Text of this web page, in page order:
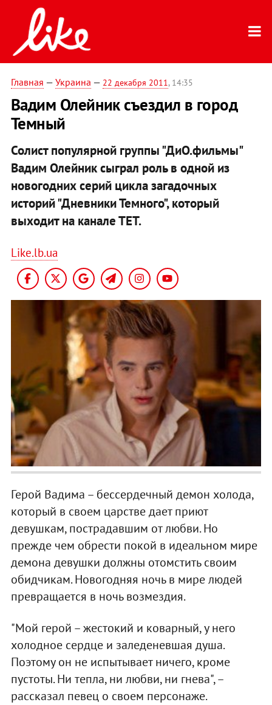
Главная — Украина — 22 декабря 2011, 14:35
Вадим Олейник съездил в город
Темный
Солист популярной группы "ДиО.фильмы"
Вадим Олейник сыграл роль в одной из
новогодних серий цикла загадочных
историй "Дневники Темного", который
выходит на канале ТЕТ.
Like.lb.ua
Герой Вадима – бессердечный демон холода,
который в своем царстве дает приют
девушкам, пострадавшим от любви. Но
прежде чем обрести покой в идеальном мире
демона девушки должны отомстить своим
обидчикам. Новогодняя ночь в мире людей
превращается в ночь возмездия.
"Мой герой – жестокий и коварный, у него
холодное сердце и заледеневшая душа.
Поэтому он не испытывает ничего, кроме
пустоты. Ни тепла, ни любви, ни гнева", –
рассказал певец о своем персонаже.